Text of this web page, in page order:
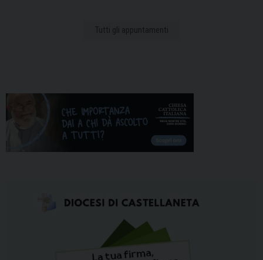
Tutti gli appuntamenti